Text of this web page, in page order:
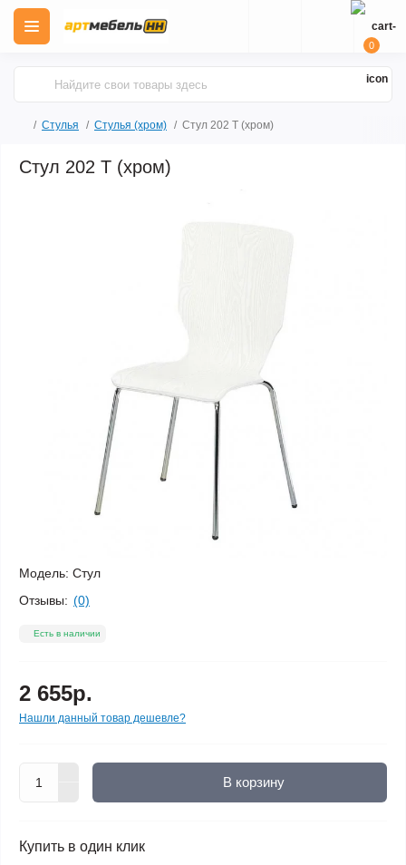
0
Стулья Стулья (хром) Стул 202 Т (хром)
Стул 202 Т (хром)
Модель: Стул
Отзывы: (0)
Есть в наличии
2 655р.
Нашли данный товар дешевле?
В корзину
Купить в один клик